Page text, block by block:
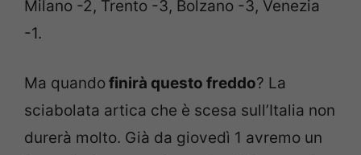
Milano -2, Trento -3, Bolzano -3, Venezia
-1.
Ma quandofinirà questo freddo? La
sciabolata artica che è scesa sull’Italia non
durerà molto. Già da giovedì 1 avremo un